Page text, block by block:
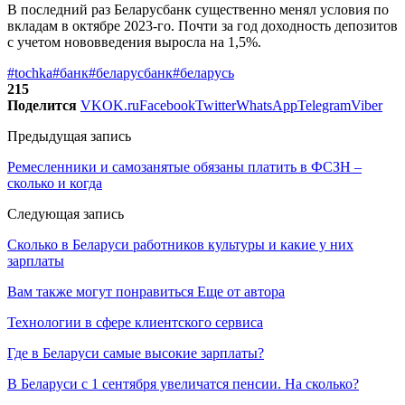
В последний раз Беларусбанк существенно менял условия по
вкладам в октябре 2023-го. Почти за год доходность депозитов
с учетом нововведения выросла на 1,5%.
#tochka#банк#беларусбанк#беларусь
215
Поделится VKOK.ruFacebookTwitterWhatsAppTelegramViber
Предыдущая запись
Ремесленники и самозанятые обязаны платить в ФСЗН –
сколько и когда
Следующая запись
Сколько в Беларуси работников культуры и какие у них
зарплаты
Вам также могут понравиться Еще от автора
Технологии в сфере клиентского сервиса
Где в Беларуси самые высокие зарплаты?
В Беларуси с 1 сентября увеличатся пенсии. На сколько?